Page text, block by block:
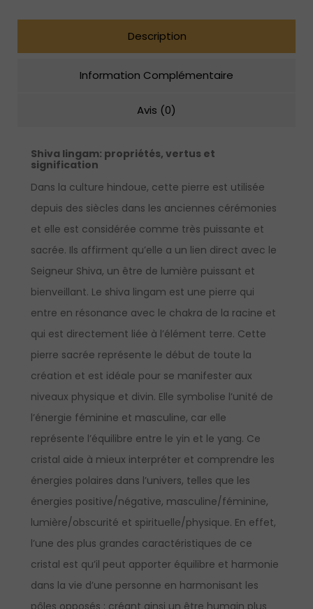
Description
Information Complémentaire
Avis (0)
Shiva lingam: propriétés, vertus et
signification
Dans la culture hindoue, cette pierre est utilisée
depuis des siècles dans les anciennes cérémonies
et elle est considérée comme très puissante et
sacrée. Ils affirment qu’elle a un lien direct avec le
Seigneur Shiva, un être de lumière puissant et
bienveillant. Le shiva lingam est une pierre qui
entre en résonance avec le chakra de la racine et
qui est directement liée à l’élément terre. Cette
pierre sacrée représente le début de toute la
création et est idéale pour se manifester aux
niveaux physique et divin. Elle symbolise l’unité de
l’énergie féminine et masculine, car elle
représente l’équilibre entre le yin et le yang. Ce
cristal aide à mieux interpréter et comprendre les
énergies polaires dans l’univers, telles que les
énergies positive/négative, masculine/féminine,
lumière/obscurité et spirituelle/physique. En effet,
l’une des plus grandes caractéristiques de ce
cristal est qu’il peut apporter équilibre et harmonie
dans la vie d’une personne en harmonisant les